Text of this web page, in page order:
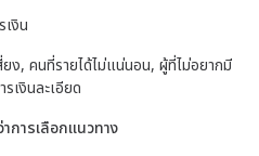
เงิน
ยง, คนที่รายได้ไม่แน่นอน, ผู้ที่ไม่อยากมี
เงินละเอียด
ารเลือกแนวทาง